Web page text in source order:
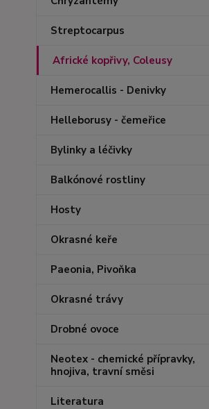
Streptocarpus
Africké kopřivy, Coleusy
Hemerocallis - Denivky
Helleborusy - čemeřice
Bylinky a léčivky
Balkónové rostliny
Hosty
Okrasné keře
Paeonia, Pivoňka
Okrasné trávy
Drobné ovoce
Neotex - chemické přípravky,
hnojiva, travní směsi
Literatura